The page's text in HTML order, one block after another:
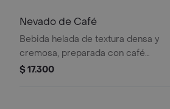
Nevado de Café
Bebida helada de textura densa y
cremosa, preparada con café
espresso, mezcla láctea, hielo y
$ 17.300